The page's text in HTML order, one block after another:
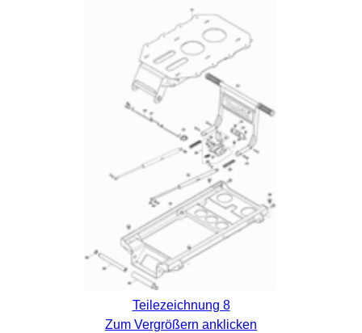
Teilezeichnung 8
Zum Vergrößern anklicken